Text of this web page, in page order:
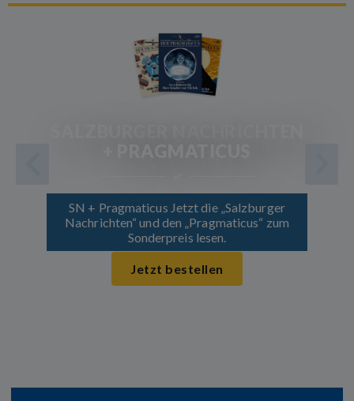
SN + Pragmaticus Jetzt die „Salzburger
Nachrichten“ und den „Pragmaticus“ zum
Sonderpreis lesen.
Jetzt bestellen